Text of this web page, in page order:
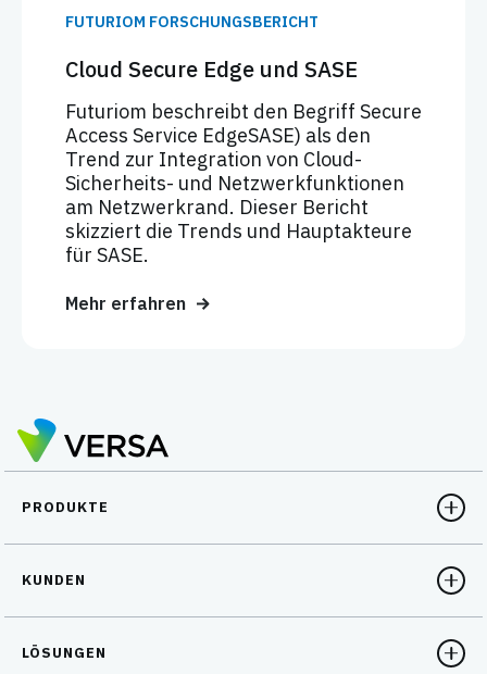
FUTURIOM FORSCHUNGSBERICHT
Cloud Secure Edge und SASE
Futuriom beschreibt den Begriff Secure
Access Service EdgeSASE) als den
Trend zur Integration von Cloud-
Sicherheits- und Netzwerkfunktionen
am Netzwerkrand. Dieser Bericht
skizziert die Trends und Hauptakteure
für SASE.
Mehr erfahren
PRODUKTE
KUNDEN
LÖSUNGEN